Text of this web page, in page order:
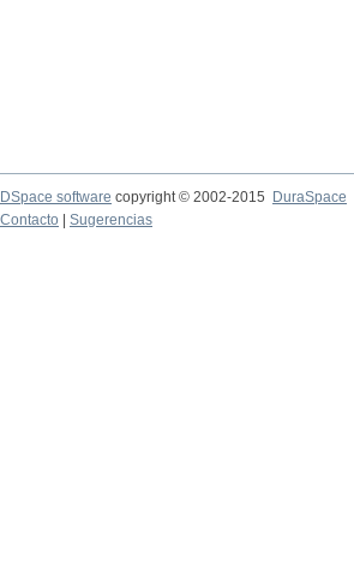
DSpace software copyright © 2002-2015
DuraSpace
Contacto
Sugerencias